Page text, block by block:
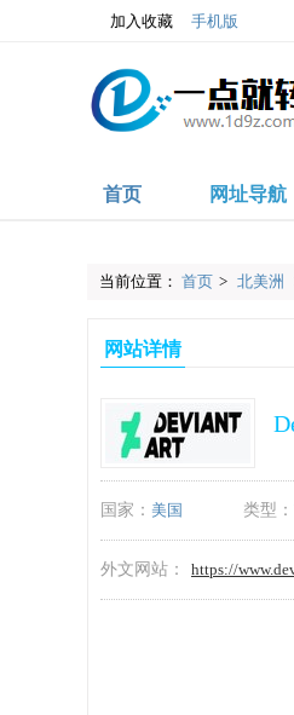
加入收藏 手机版
首页 网址导航
当前位置： 首页 > 北美洲
网站详情
国家： 美国 类型：
外文网站： https://